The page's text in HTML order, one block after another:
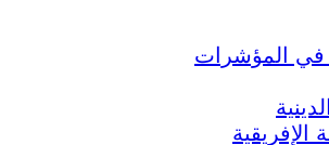
في المؤشرات
الإفريقية